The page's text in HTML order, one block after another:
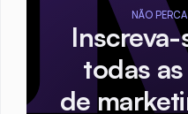
NÃO
todas
de